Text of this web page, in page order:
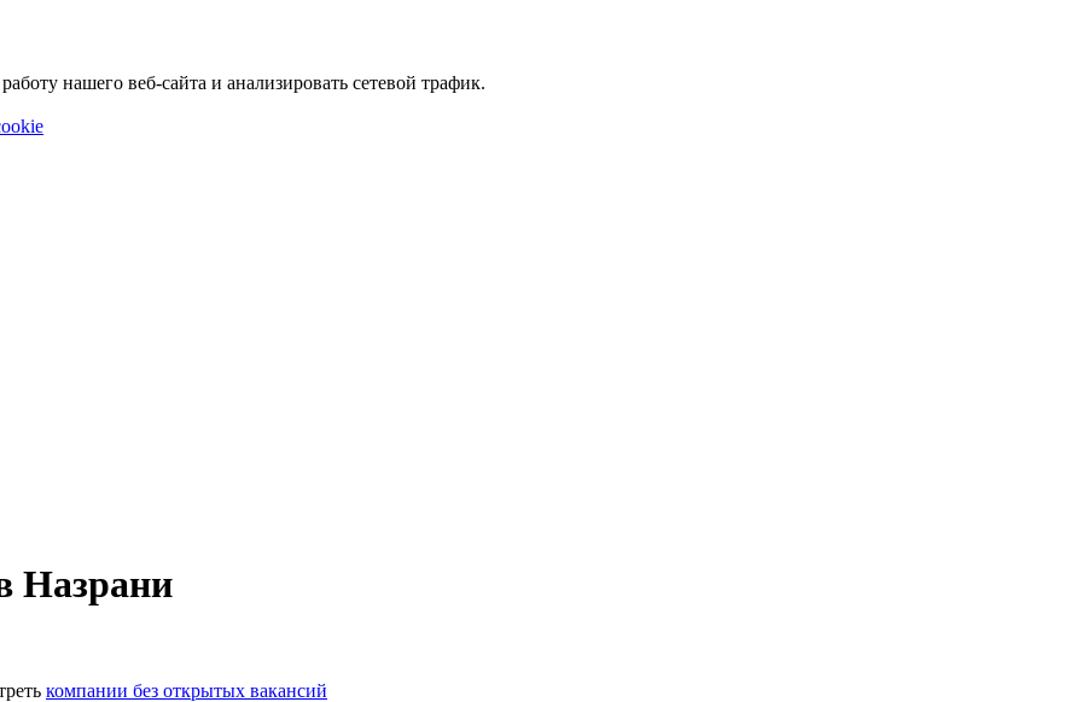
нашего веб-сайта и анализировать сетевой трафик.
Назрани
компании без открытых вакансий